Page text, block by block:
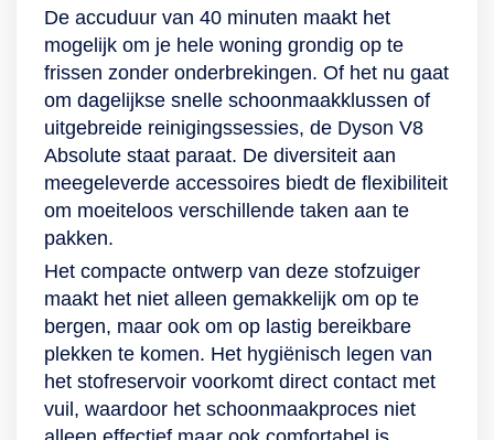
beschikt daarnaast
over een hygiënisch
mechanisme
waarmee je het
stofreservoir in één
handeling leegt. Zo
kom je niet in
aanraking met vuil.
filtratiesysteem en
betrouwbaar
vermogen De
Dyson is uitgerust
met een volledig
afgedicht
filtratiesysteem dat
opberghulp zorgen
voor gemakkelijke
opberging.
zijn maximumaantal
decibel. Met maar
80 dB op de
hoogste stand zuig
je de kamer in rust
schoon. Compact
maar toch uitgebreid
Als je ziet hoe
zou je niet denken
dat er nog
accessoires bij de
stofzuiger zitten.
Door slim design
zijn deze stofvrij
opgeborgen onder
De accuduur van 40 minuten maakt het
mogelijk om je hele woning grondig op te
frissen zonder onderbrekingen. Of het nu gaat
om dagelijkse snelle schoonmaakklussen of
uitgebreide reinigingssessies, de Dyson V8
Absolute staat paraat. De diversiteit aan
meegeleverde accessoires biedt de flexibiliteit
om moeiteloos verschillende taken aan te
pakken.
Het compacte ontwerp van deze stofzuiger
maakt het niet alleen gemakkelijk om op te
bergen, maar ook om op lastig bereikbare
plekken te komen. Het hygiënisch legen van
het stofreservoir voorkomt direct contact met
vuil, waardoor het schoonmaakproces niet